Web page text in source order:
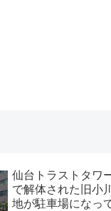
仙台トラストタワ
で解体された旧小
地が駐車場になっ